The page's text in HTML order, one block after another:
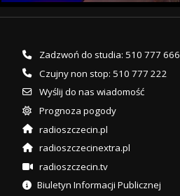
Zadzwoń do studia: 510 777 666
Czujny non stop: 510 777 222
Wyślij do nas wiadomość
Prognoza pogody
radioszczecin.pl
radioszczecinextra.pl
radioszczecin.tv
Biuletyn Informacji Publicznej